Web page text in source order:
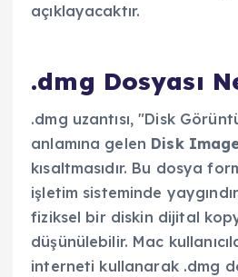
açıklayacaktır.
.dmg Dosyası
.dmg uzantısı, "Disk
anlamına gelen Disk
kısaltmasıdır. Bu dosya
işletim sisteminde
fiziksel bir diskin dijital
düşünülebilir. Mac
interneti kullanarak .dmg